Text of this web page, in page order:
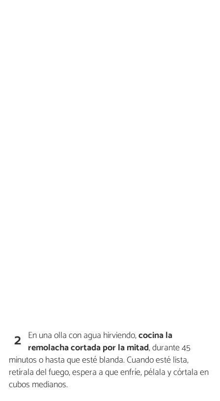
2 En una olla con agua hirviendo,cocina la
remolachacortada por la mitad, durante 45
minutos o hasta que esté blanda. Cuando esté lista,
retírala del fuego, espera a que enfríe, pélala y córtala en
cubos medianos.